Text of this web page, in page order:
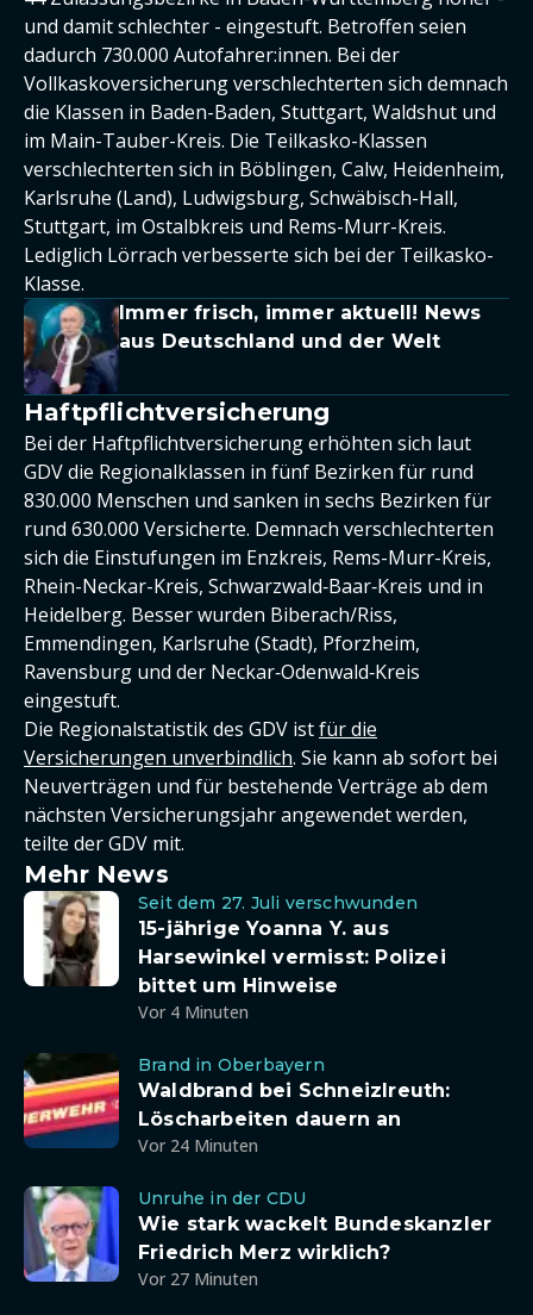
und damit schlechter - eingestuft. Betroffen seien
dadurch 730.000 Autofahrer:innen. Bei der
Vollkaskoversicherung verschlechterten sich demnach
die Klassen in Baden-Baden, Stuttgart, Waldshut und
im Main-Tauber-Kreis. Die Teilkasko-Klassen
verschlechterten sich in Böblingen, Calw, Heidenheim,
Karlsruhe (Land), Ludwigsburg, Schwäbisch-Hall,
Stuttgart, im Ostalbkreis und Rems-Murr-Kreis.
Lediglich Lörrach verbesserte sich bei der Teilkasko-
Klasse.
Immer frisch, immer aktuell! News
aus Deutschland und der Welt
Haftpflichtversicherung
Bei der Haftpflichtversicherung erhöhten sich laut
GDV die Regionalklassen in fünf Bezirken für rund
830.000 Menschen und sanken in sechs Bezirken für
rund 630.000 Versicherte. Demnach verschlechterten
sich die Einstufungen im Enzkreis, Rems-Murr-Kreis,
Rhein-Neckar-Kreis, Schwarzwald‑Baar‑Kreis und in
Heidelberg. Besser wurden Biberach/Riss,
Emmendingen, Karlsruhe (Stadt), Pforzheim,
Ravensburg und der Neckar‑Odenwald‑Kreis
eingestuft.
Die Regionalstatistik des GDV istfür die
Versicherungen unverbindlich. Sie kann ab sofort bei
Neuverträgen und für bestehende Verträge ab dem
nächsten Versicherungsjahr angewendet werden,
teilte der GDV mit.
Mehr News
Seit dem 27. Juli verschwunden
15-jährige Yoanna Y. aus
Harsewinkel vermisst: Polizei
bittet um Hinweise
Vor 4 Minuten
Brand in Oberbayern
Waldbrand bei Schneizlreuth:
Löscharbeiten dauern an
Vor 24 Minuten
Unruhe in der CDU
Wie stark wackelt Bundeskanzler
Friedrich Merz wirklich?
Vor 27 Minuten